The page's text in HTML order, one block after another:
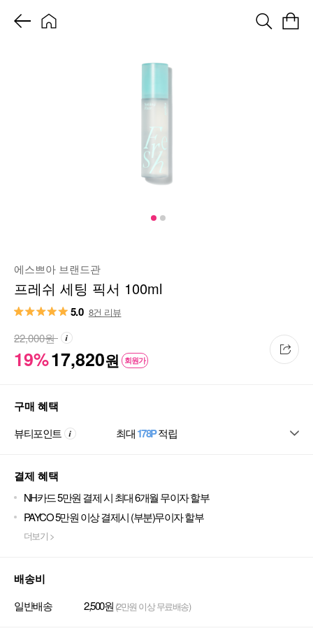
에스쁘아 브랜드관
프레쉬 세팅 픽서 100ml
5.0 8건 리뷰
19%17,820원 회원가
22,000원
구매 혜택
뷰티포인트 최대178P적립
결제 혜택
NH카드 5만원 결제 시 최대 6개월 무이자 할부
PAYCO 5만원 이상 결제시 (부분)무이자 할부
더보기 >
배송비
일반배송 2,500원 (2만원 이상 무료배송)